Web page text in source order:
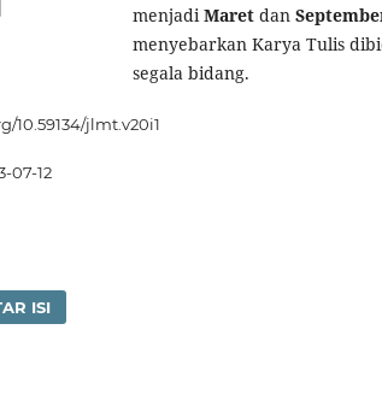
menjadiMaret dan
menyebarkan Karya Tulis
segala bidang.
10.59134/jlmt.v20i1
07-12
ISI